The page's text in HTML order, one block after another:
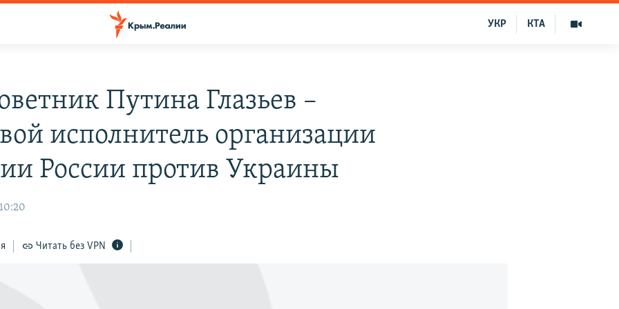
КТА
УКР
Путина Глазьев –
исполнитель организации
России против Украины
Читать без VPN